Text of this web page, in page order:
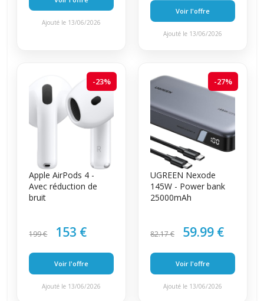
Ajouté le 13/06/2026
Voir l'offre
Ajouté le 13/06/2026
-23%
Apple AirPods 4 -
Avec réduction de
bruit
199 € 153 €
Voir l'offre
Ajouté le 13/06/2026
-27%
UGREEN Nexode
145W - Power bank
25000mAh
82.17 € 59.99 €
Voir l'offre
Ajouté le 13/06/2026